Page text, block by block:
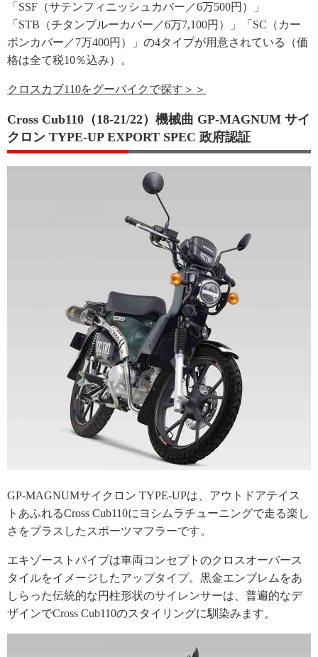
「SSF（サテンフィニッシュカバー／6万500円）」
「STB（チタンブルーカバー／6万7,100円）」「SC（カー
ボンカバー／7万400円）」の4タイプが用意されている（価
格は全て税10％込み）。
クロスカブ110をグーバイクで探す＞＞
Cross Cub110（18-21/22）機械曲 GP-MAGNUM サイ
クロン TYPE-UP EXPORT SPEC 政府認証
GP-MAGNUMサイクロン TYPE-UPは、アウトドアテイス
トあふれるCross Cub110にヨシムラチューニングで走る楽し
さをプラスしたスポーツマフラーです。
エキゾーストパイプは車両コンセプトのクロスオーバース
タイルをイメージしたアップタイプ。黒金エンブレムをあ
しらった伝統的な円柱形状のサイレンサーは、普遍的なデ
ザインでCross Cub110のスタイリングに馴染みます。